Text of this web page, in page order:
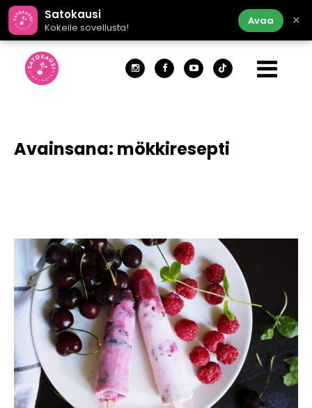
Satokausi
Kokeile sovellusta!
Avaa ×
Avainsana: mökkiresepti